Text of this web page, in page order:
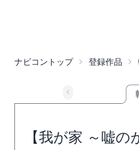
ナビコントップ 登録作品
【我が家 ～嘘